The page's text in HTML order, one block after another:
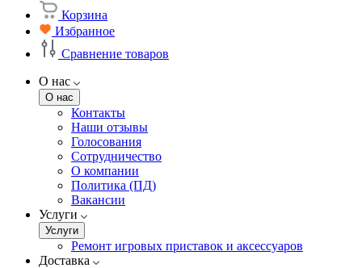
Корзина
Избранное
Сравнение товаров
О нас
О нас
Контакты
Наши отзывы
Голосования
Сотрудничество
О компании
Политика (ПД)
Вакансии
Услуги
Услуги
Ремонт игровых приставок и аксессуаров
Доставка